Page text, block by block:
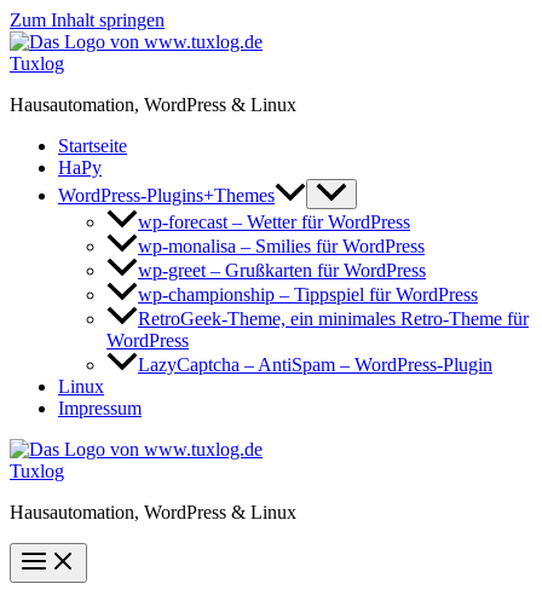
Zum Inhalt springen
Tuxlog
Hausautomation, WordPress & Linux
Startseite
HaPy
WordPress-Plugins+Themes
wp-forecast – Wetter für WordPress
wp-monalisa – Smilies für WordPress
wp-greet – Grußkarten für WordPress
wp-championship – Tippspiel für WordPress
RetroGeek-Theme, ein minimales Retro-Theme für
WordPress
LazyCaptcha – AntiSpam – WordPress-Plugin
Linux
Impressum
Tuxlog
Hausautomation, WordPress & Linux